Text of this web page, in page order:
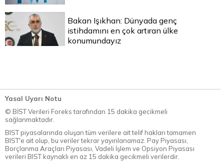
Bakan Işıkhan: Dünyada genç
istihdamını en çok artıran ülke
konumundayız
Yasal Uyarı Notu
© BİST Verileri Foreks tarafından 15 dakika gecikmeli
sağlanmaktadır.
BIST piyasalarında oluşan tüm verilere ait telif hakları tamamen
BIST'e ait olup, bu veriler tekrar yayınlanamaz. Pay Piyasası,
Borçlanma Araçları Piyasası, Vadeli İşlem ve Opsiyon Piyasası
verileri BIST kaynaklı en az 15 dakika gecikmeli verilerdir.